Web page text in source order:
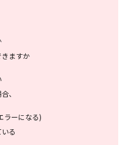
きますか
、
ラーになる)
る